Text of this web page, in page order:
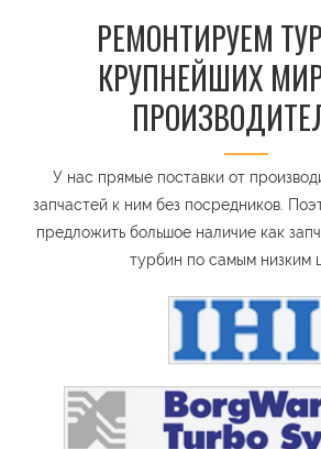
РЕМОНТИРУЕМ
КРУПНЕЙШИХ
У нас прямые поставки от
запчастей к ним без посредников.
предложить большое наличие как
турбин по самым низким